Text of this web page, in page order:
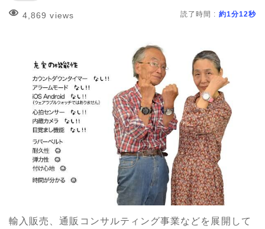
4,869 views 読了時間 : 約1分12秒
輸入販売、通販コンサルティング事業などを展開して